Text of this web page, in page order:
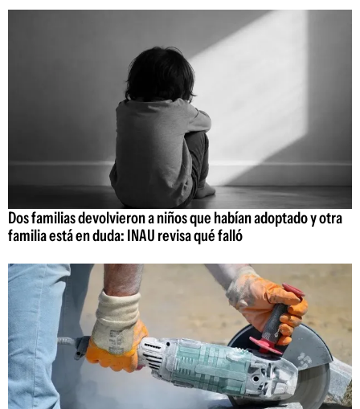
Dos familias devolvieron a niños que habían adoptado y otra
familia está en duda: INAU revisa qué falló